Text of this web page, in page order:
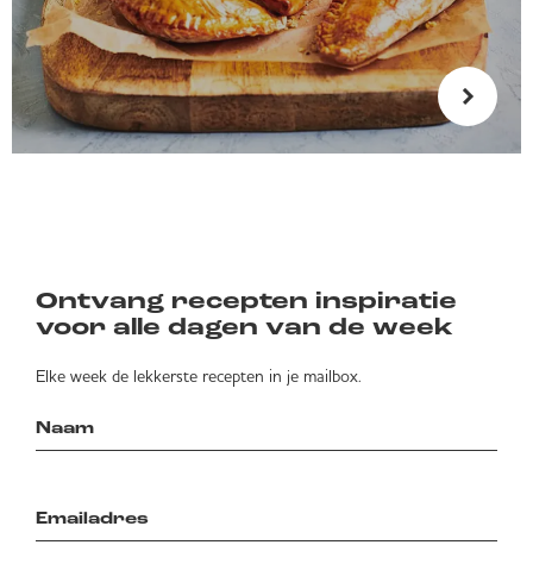
Ontvang recepten inspiratie
voor alle dagen van de week
Elke week de lekkerste recepten in je mailbox.